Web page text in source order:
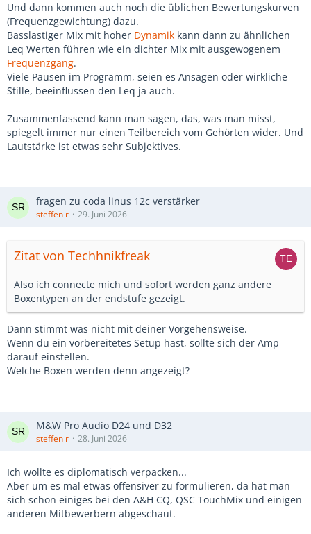
Und dann kommen auch noch die üblichen Bewertungskurven
(Frequenzgewichtung) dazu.
Basslastiger Mix mit hoher Dynamik kann dann zu ähnlichen
Leq Werten führen wie ein dichter Mix mit ausgewogenem
Frequenzgang.
Viele Pausen im Programm, seien es Ansagen oder wirkliche
Stille, beeinflussen den Leq ja auch.
Zusammenfassend kann man sagen, das, was man misst,
spiegelt immer nur einen Teilbereich vom Gehörten wider. Und
Lautstärke ist etwas sehr Subjektives.
fragen zu coda linus 12c verstärker
steffen r 29. Juni 2026
Zitat von Techhnikfreak
Also ich connecte mich und sofort werden ganz andere
Boxentypen an der endstufe gezeigt.
Dann stimmt was nicht mit deiner Vorgehensweise.
Wenn du ein vorbereitetes Setup hast, sollte sich der Amp
darauf einstellen.
Welche Boxen werden denn angezeigt?
M&W Pro Audio D24 und D32
steffen r 28. Juni 2026
Ich wollte es diplomatisch verpacken...
Aber um es mal etwas offensiver zu formulieren, da hat man
sich schon einiges bei den A&H CQ, QSC TouchMix und einigen
anderen Mitbewerbern abgeschaut.